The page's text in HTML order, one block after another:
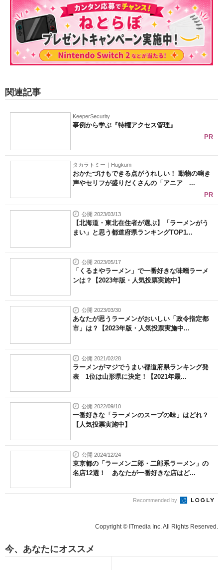
関連記事
KeeperSecurity
事例から学ぶ『特権アクセス管理』
PR
タカラトミー｜Hugkum
おかたづけもできる点がうれしい！ 動物の鳴き
声やセリフが盛りだくさんの「アニア ...
PR
公開 2023/03/13
【北海道・東北在住者が選ぶ】「ラーメンがう
まい」と思う都道府県ランキングTOP1...
公開 2023/05/17
「くるまやラーメン」で一番好きな味噌ラーメ
ンは？【2023年版・人気投票実施中】
公開 2023/03/30
あなたが思うラーメンがおいしい「政令指定都
市」は？【2023年版・人気投票実施中...
公開 2021/02/28
ラーメンがマジでうまい都道府県ランキング発
表 1位は山形県に決定！【2021年最...
公開 2022/09/10
一番好きな「ラーメンのスープの味」はどれ？
【人気投票実施中】
公開 2024/12/24
東京都の「ラーメン二郎・二郎系ラーメン」の
名店12選！ あなたが一番好きな店はど...
Recommended by
Copyright © ITmedia Inc. All Rights Reserved.
今、あなたにオススメ